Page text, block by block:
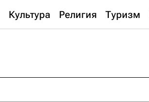
Культура Религия Туризм